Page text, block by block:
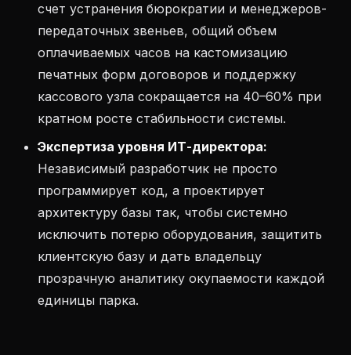
счет устранения бюрократии и менеджеров-
передаточных звеньев, общий объем
оплачиваемых часов на кастомизацию
печатных форм договоров и поддержку
кассового узла сокращается на 40–60% при
кратном росте стабильности системы.
Экспертиза уровня ИТ-директора:
Независимый разработчик не просто
программирует код, а проектирует
архитектуру базы так, чтобы системно
исключить потерю оборудования, защитить
клиентскую базу и дать владельцу
прозрачную аналитику окупаемости каждой
единицы парка.